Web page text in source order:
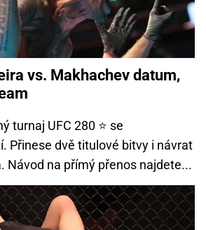
vs. Makhachev datum,
turnaj UFC 280 ⭐ se
Přinese dvě titulové bitvy i návrat
Návod na přímý přenos najdete...